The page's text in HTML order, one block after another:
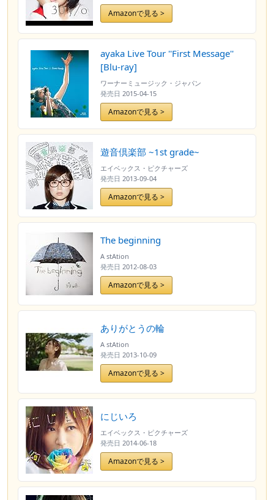
Amazonで見る >
ayaka Live Tour ''First Message''
[Blu-ray]
ワーナーミュージック・ジャパン
発売日 2015-04-15
Amazonで見る >
遊音倶楽部 ~1st grade~
エイベックス・ピクチャーズ
発売日 2013-09-04
Amazonで見る >
The beginning
A stAtion
発売日 2012-08-03
Amazonで見る >
ありがとうの輪
A stAtion
発売日 2013-10-09
Amazonで見る >
にじいろ
エイベックス・ピクチャーズ
発売日 2014-06-18
Amazonで見る >